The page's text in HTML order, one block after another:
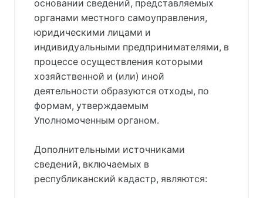
основании сведений, представляемых
органами местного самоуправления,
юридическими лицами и
индивидуальными предпринимателями, в
процессе осуществления которыми
хозяйственной и (или) иной
деятельности образуются отходы, по
формам, утверждаемым
Уполномоченным органом.
Дополнительными источниками
сведений, включаемых в
республиканский кадастр, являются: